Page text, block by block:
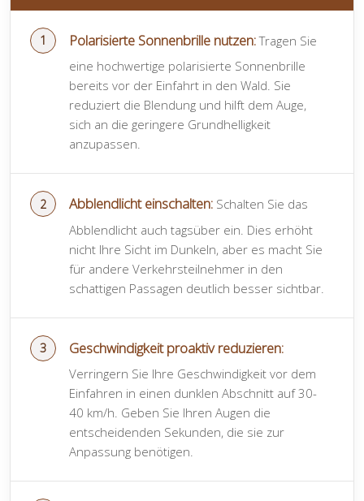
Polarisierte Sonnenbrille nutzen:Tragen Sie
eine hochwertige polarisierte Sonnenbrille
bereits vor der Einfahrt in den Wald. Sie
reduziert die Blendung und hilft dem Auge,
sich an die geringere Grundhelligkeit
anzupassen.
Abblendlicht einschalten: Schalten Sie das
Abblendlicht auch tagsüber ein. Dies erhöht
nicht Ihre Sicht im Dunkeln, aber es macht Sie
für andere Verkehrsteilnehmer in den
schattigen Passagen deutlich besser sichtbar.
Geschwindigkeit proaktiv reduzieren:
Verringern Sie Ihre Geschwindigkeit vor dem
Einfahren in einen dunklen Abschnitt auf 30-
40 km/h. Geben Sie Ihren Augen die
entscheidenden Sekunden, die sie zur
Anpassung benötigen.